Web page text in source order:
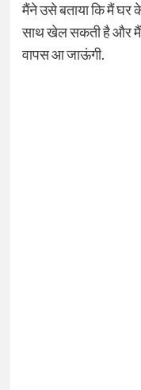
मैंने उसे बताया कि मैं
साथ खेल सकती है और मैं
वापस आ जाऊंगी.